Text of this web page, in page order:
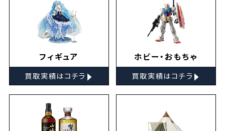
フィギュア
買取実績はコチラ ▸
ホビー・おもちゃ
買取実績はコチラ ▸